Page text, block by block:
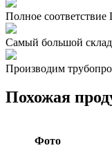
Полное
Самый большой
Производим
Похожая
Фото